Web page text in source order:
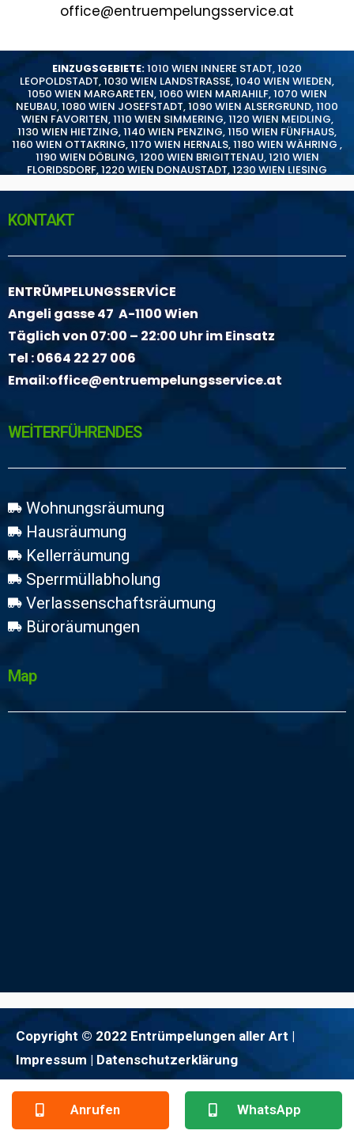
office@entruempelungsservice.at
EINZUGSGEBIETE:1010 WIEN INNERE STADT,1020
LEOPOLDSTADT,1030 WIEN LANDSTRASSE,1040 WIEN WIEDEN,
1050 WIEN MARGARETEN,1060 WIEN MARIAHILF,1070 WIEN
NEUBAU,1080 WIEN JOSEFSTADT,1090 WIEN ALSERGRUND,1100
WIEN FAVORITEN,1110 WIEN SIMMERING,1120 WIEN MEIDLING,
1130 WIEN HIETZING,1140 WIEN PENZING,1150 WIEN FÜNFHAUS,
1160 WIEN OTTAKRING,1170 WIEN HERNALS,1180 WIEN WÄHRING ,
1190 WIEN DÖBLING,1200 WIEN BRIGITTENAU,1210 WIEN
FLORIDSDORF,1220 WIEN DONAUSTADT,1230 WIEN LIESING
KONTAKT
ENTRÜMPELUNGSSERVİCE
Angeli gasse 47 A-1100 Wien
Täglich von 07:00 – 22:00 Uhr im Einsatz
Tel :0664 22 27 006
Email:office@entruempelungsservice.at
WEİTERFÜHRENDES
Wohnungsräumung
Hausräumung
Kellerräumung
Sperrmüllabholung
Verlassenschaftsräumung
Büroräumungen
Map
Copyright © 2022 Entrümpelungen aller Art |
Impressum | Datenschutzerklärung
Anrufen WhatsApp